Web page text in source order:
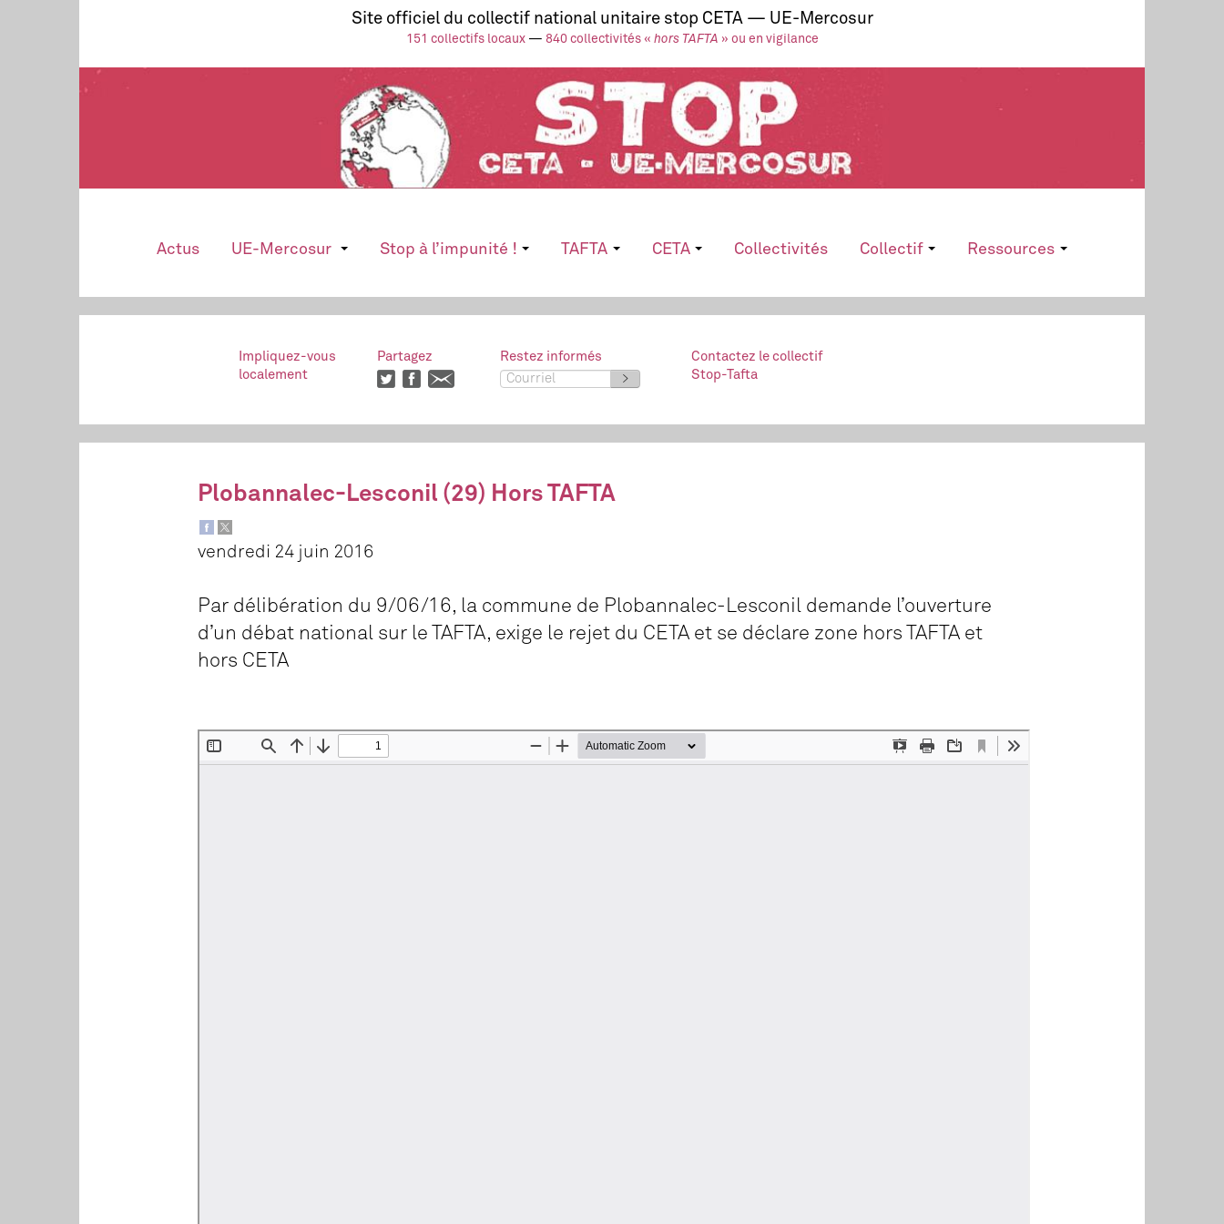
Site officiel du collectif national unitaire stop CETA — UE-Mercosur
151 collectifs locaux— 840 collectivités « hors TAFTA » ou en vigilance
Actus UE-Mercosur Stop à l’impunité ! TAFTA CETA Collectivités Collectif Ressources
Impliquez-vous
localement
Partagez
Restez informés
>
Contactez le collectif
Stop-Tafta
Plobannalec-Lesconil (29) Hors TAFTA
vendredi 24 juin 2016
Par délibération du 9/06/16, la commune de Plobannalec-Lesconil demande l’ouverture
d’un débat national sur le TAFTA, exige le rejet du CETA et se déclare zone hors TAFTA et
hors CETA